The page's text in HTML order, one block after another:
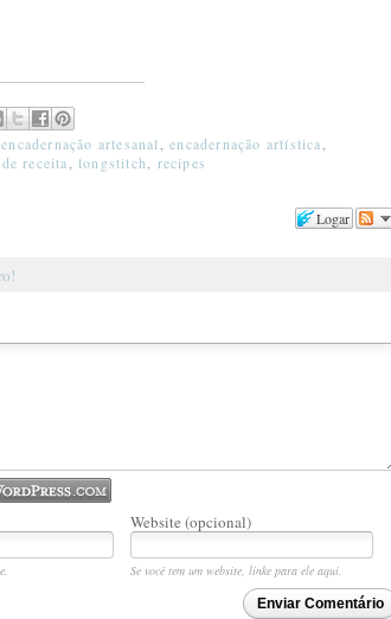
,encadernação artesanal ,encadernação artística
receita longstitch recipes
Logar
Website (opcional)
Se você tem um website, linke para ele aqui.
Enviar Comentário